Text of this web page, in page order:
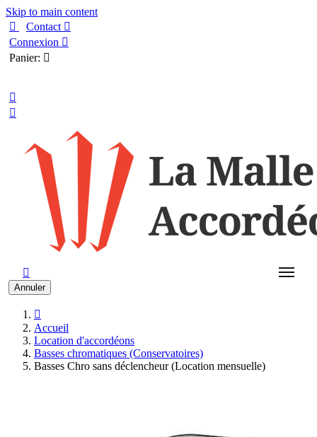
Skip to main content

Contact 
Connexion 
Panier: 



Annuler

Accueil
Location d'accordéons
Basses chromatiques (Conservatoires)
Basses Chro sans déclencheur (Location mensuelle)